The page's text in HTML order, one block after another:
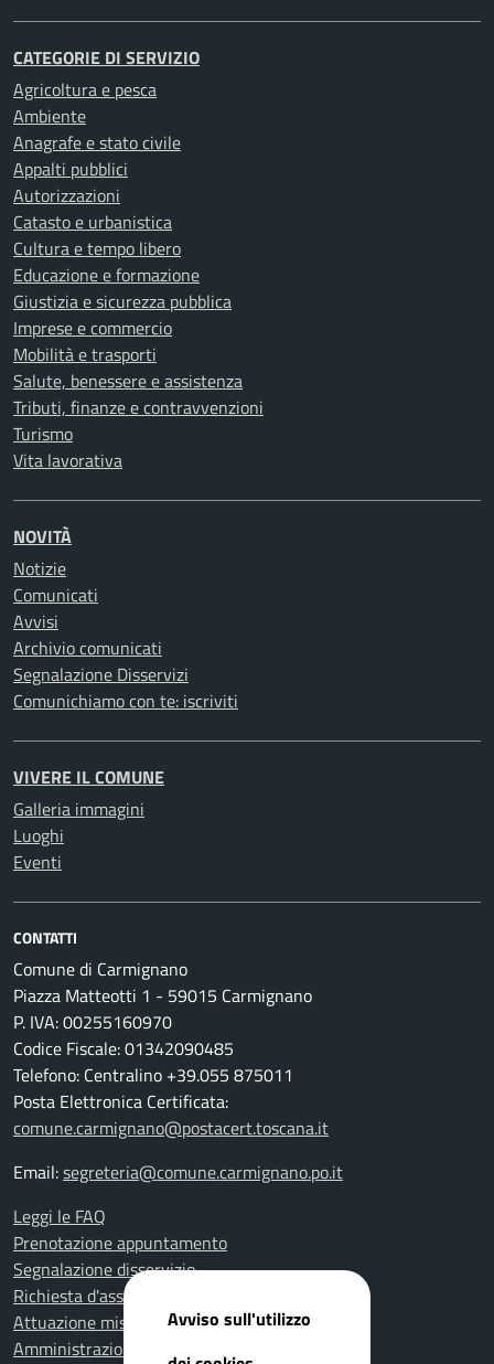
CATEGORIE DI SERVIZIO
Agricoltura e pesca
Ambiente
Anagrafe e stato civile
Appalti pubblici
Autorizzazioni
Catasto e urbanistica
Cultura e tempo libero
Educazione e formazione
Giustizia e sicurezza pubblica
Imprese e commercio
Mobilità e trasporti
Salute, benessere e assistenza
Tributi, finanze e contravvenzioni
Turismo
Vita lavorativa
NOVITÀ
Notizie
Comunicati
Avvisi
Archivio comunicati
Segnalazione Disservizi
Comunichiamo con te: iscriviti
VIVERE IL COMUNE
Galleria immagini
Luoghi
Eventi
CONTATTI
Comune di Carmignano
Piazza Matteotti 1 - 59015 Carmignano
P. IVA: 00255160970
Codice Fiscale: 01342090485
Telefono: Centralino +39.055 875011
Posta Elettronica Certificata:
comune.carmignano@postacert.toscana.it
Email:segreteria@comune.carmignano.po.it
Leggi le FAQ
Prenotazione appuntamento
Segnalazione disservizio
Richiesta d'assistenza
Attuazione misure PNRR
Amministrazione trasparente
Avviso sull'utilizzo